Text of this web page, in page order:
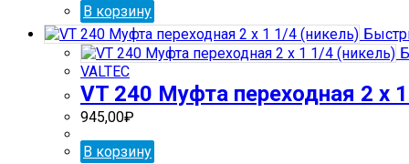
В корзину
VALTEC
VT 240 Муфта переходная 2 х
945,00₽
В корзину